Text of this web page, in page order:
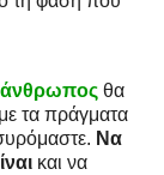
άνθρωπος θα
τα πράγματα
Να
και να